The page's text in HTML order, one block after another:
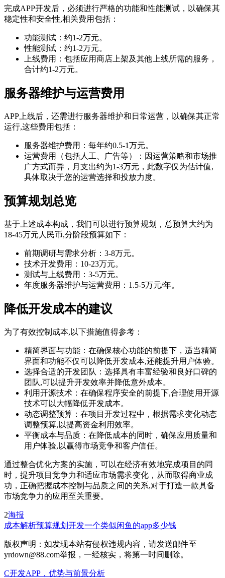
完成APP开发后，必须进行严格的功能和性能测试，以确保其
稳定性和安全性,相关费用包括：
功能测试：约1-2万元。
性能测试：约1-2万元。
上线费用：包括应用商店上架及其他上线所需的服务，
合计约1-2万元。
服务器维护与运营费用
APP上线后，还需进行服务器维护和日常运营，以确保其正常
运行,这些费用包括：
服务器维护费用：每年约0.5-1万元。
运营费用（包括人工、广告等）：因运营策略和市场推
广方式而异，月支出约为1-3万元，此数字仅为估计值,
具体取决于您的运营选择和投放力度。
预算规划总览
基于上述成本构成，我们可以进行预算规划，总预算大约为
18-45万元人民币,分阶段预算如下：
前期调研与需求分析：3-8万元。
技术开发费用：10-23万元。
测试与上线费用：3-5万元。
年度服务器维护与运营费用：1.5-5万元/年。
降低开发成本的建议
为了有效控制成本,以下措施值得参考：
精简界面与功能：在确保核心功能的前提下，适当精简
界面和功能不仅可以降低开发成本,还能提升用户体验。
选择合适的开发团队：选择具有丰富经验和良好口碑的
团队,可以提升开发效率并降低意外成本。
利用开源技术：在确保程序安全的前提下,合理使用开源
技术可以大幅降低开发成本。
动态调整预算：在项目开发过程中，根据需求变化动态
调整预算,以提高资金利用效率。
平衡成本与品质：在降低成本的同时，确保应用质量和
用户体验,以赢得市场竞争和客户信任。
通过整合优化方案的实施，可以在经济有效地完成项目的同
时，提升项目竞争力和适应市场需求变化，从而取得商业成
功，正确把握成本控制与品质之间的关系,对于打造一款具备
市场竞争力的应用至关重要。
2海报
成本解析预算规划 开发一个类似闲鱼的app多少钱
版权声明：如发现本站有侵权违规内容，请发送邮件至
yrdown@88.com举报，一经核实，将第一时间删除。
C开发APP，优势与前景分析